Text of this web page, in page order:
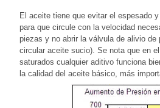
El aceite tiene que evitar el espesado
para que circule con la velocidad
piezas y no abrir la válvula de alivio de
circular aceite sucio). Se nota que en
saturados cualquier aditivo funciona
la calidad del aceite básico, más